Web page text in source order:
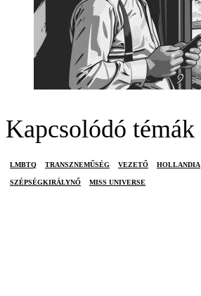
Kapcsolódó témák
LMBTQ TRANSZNEMŰSÉG VEZETŐ HOLLANDIA
SZÉPSÉGKIRÁLYNŐ MISS UNIVERSE